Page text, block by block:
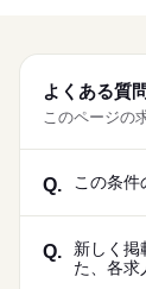
よくある質問
このページの
Q. この条件
Q.
新しく掲
た、各求